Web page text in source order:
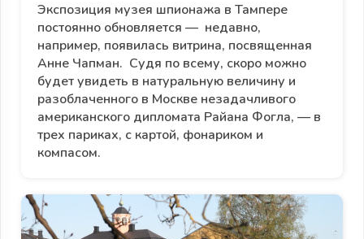
Экспозиция музея шпионажа в Тампере
постоянно обновляется — недавно,
например, появилась витрина, посвященная
Анне Чапман. Судя по всему, скоро можно
будет увидеть в натуральную величину и
разоблаченного в Москве незадачливого
американского дипломата Райана Фогла, — в
трех париках, с картой, фонариком и
компасом.